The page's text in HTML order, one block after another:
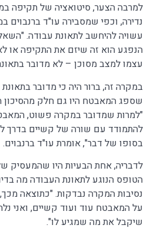
למרבה הצער, סיטואציה של תקיפה
נדירה, וכפי שמסבירה עו"ד ברנבוים
עשויה להיחשב לתאונת עבודה.
הנפגע הוא זה שיזם את התקיפה או
עצמו למצב מסוכן – לא מדובר
במקרה זה, ברור היה כי מדובר
שספג המאבטח היו גם חלק מהסיכון
"למרות שמדובר במקרה פשוט,
להתמודד עם שורה של קשיים בדרך
בסופו של דבר", אומרת עו"ד ברנבוים.
לדבריה, אחת הבעיות היו שהמעסיק
הטופס הנוגע לתאונת העבודה מה
נסיבות המקרה נבדקות. "כתוצאה
על המאבטח עוד ועוד קשיים, ואני
שיקבל את מה שמגיע לו".